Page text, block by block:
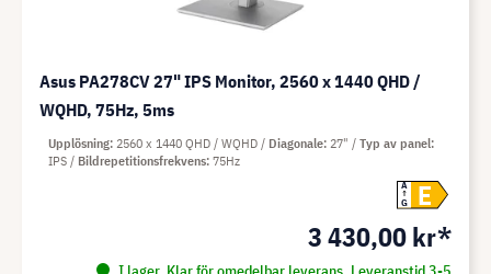
Asus PA278CV 27" IPS Monitor, 2560 x 1440 QHD /
WQHD, 75Hz, 5ms
A
G
E
3 430,00 kr*
Upplösning 2560 x 1440 QHD / WQHD Diagonale 27"
Typ av panel
IPS
Bildrepetitionsfrekvens 75Hz